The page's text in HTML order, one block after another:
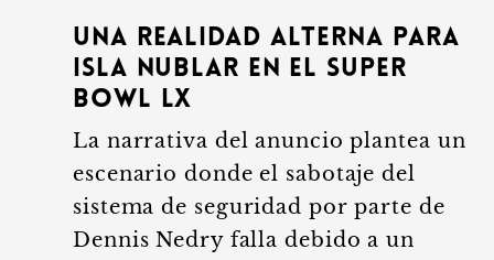
Una realidad alterna para
Isla Nublar en el Super
Bowl LX
La narrativa del anuncio plantea un
escenario donde el sabotaje del
sistema de seguridad por parte de
Dennis Nedry falla debido a un